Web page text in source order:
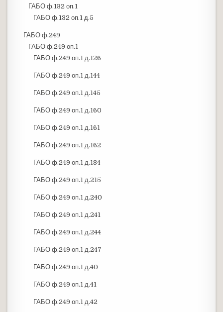
ГАБО ф.132 оп.1
ГАБО ф.132 оп.1 д.5
ГАБО ф.249
ГАБО ф.249 оп.1
ГАБО ф.249 оп.1 д.126
ГАБО ф.249 оп.1 д.144
ГАБО ф.249 оп.1 д.145
ГАБО ф.249 оп.1 д.160
ГАБО ф.249 оп.1 д.161
ГАБО ф.249 оп.1 д.162
ГАБО ф.249 оп.1 д.184
ГАБО ф.249 оп.1 д.215
ГАБО ф.249 оп.1 д.240
ГАБО ф.249 оп.1 д.241
ГАБО ф.249 оп.1 д.244
ГАБО ф.249 оп.1 д.247
ГАБО ф.249 оп.1 д.40
ГАБО ф.249 оп.1 д.41
ГАБО ф.249 оп.1 д.42